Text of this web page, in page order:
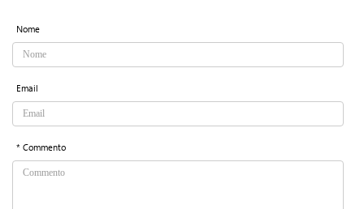
Nome
Email
* Commento